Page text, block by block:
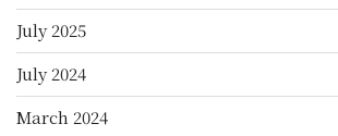
July 2025
July 2024
March 2024